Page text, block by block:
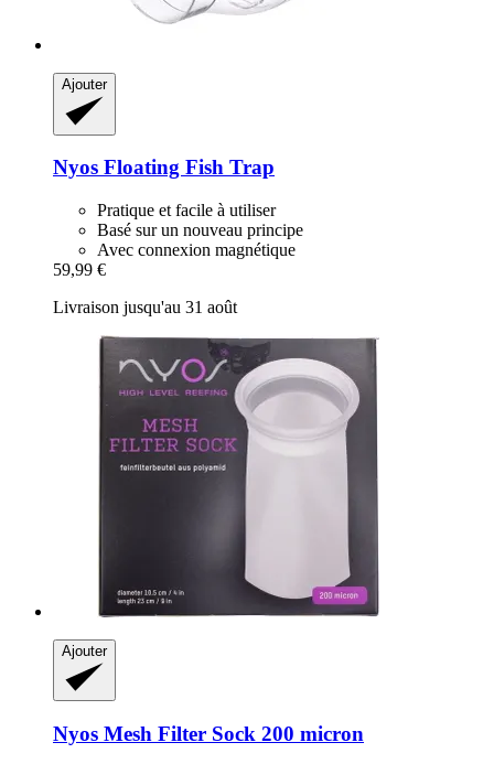
Ajouter
Nyos Floating Fish Trap
Pratique et facile à utiliser
Basé sur un nouveau principe
Avec connexion magnétique
59,99 €
Livraison jusqu'au 31 août
Ajouter
Nyos Mesh Filter Sock 200 micron